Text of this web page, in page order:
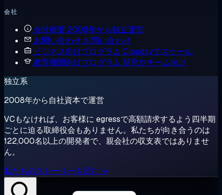
会社
会社概要 2008年から独立運営
お問い合わせ お問い合わせ
ビジネス向けプログラム Cloudzyでスケール
教育機関向けプログラム 研究やチーム向け
独立系
2008年から自社資本で運営
VCもなければ、お客様に egressで高額請求するよう四半期
ごとに迫る取締役会もありません。私たちが向き合うのは
122,000名以上の開発者で、親会社の収支表ではありませ
ん。
私たちのストーリーを読む →